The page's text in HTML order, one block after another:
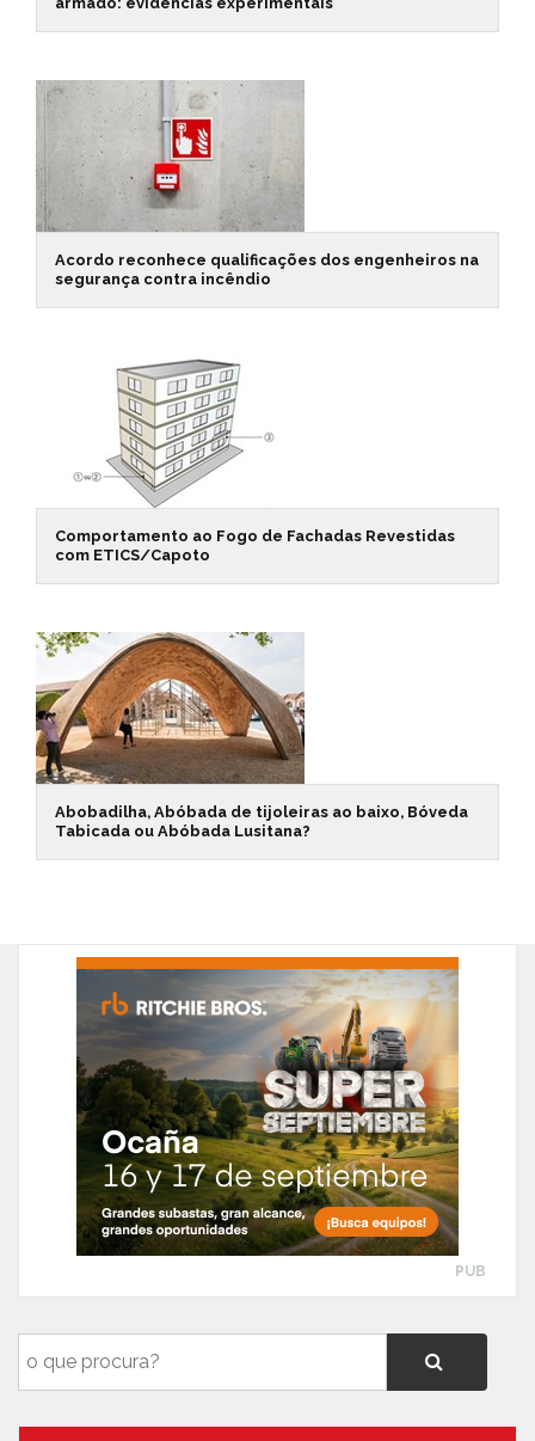
Acordo reconhece qualificações dos engenheiros na
segurança contra incêndio
Comportamento ao Fogo de Fachadas Revestidas
com ETICS/Capoto
Abobadilha, Abóbada de tijoleiras ao baixo, Bóveda
Tabicada ou Abóbada Lusitana?
PUB